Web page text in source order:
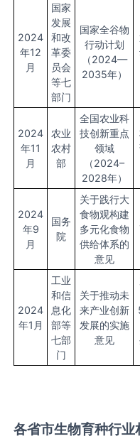
2024
年12
月
国家
发展
和改
革委
员会
等七
部门
国家全谷物
行动计划
（2024—
2035年）
2024
年11
月
农业
农村
部
全国农业科
技创新重点
领域
（2024–
2028年）
2024
年9
月
国务
院
关于践行大
食物观构建
多元化食物
供给体系的
意见
2024
年1月
工业
和信
息化
部等
七部
门
关于推动未
来产业创新
发展的实施
意见
各省市生物育种行业